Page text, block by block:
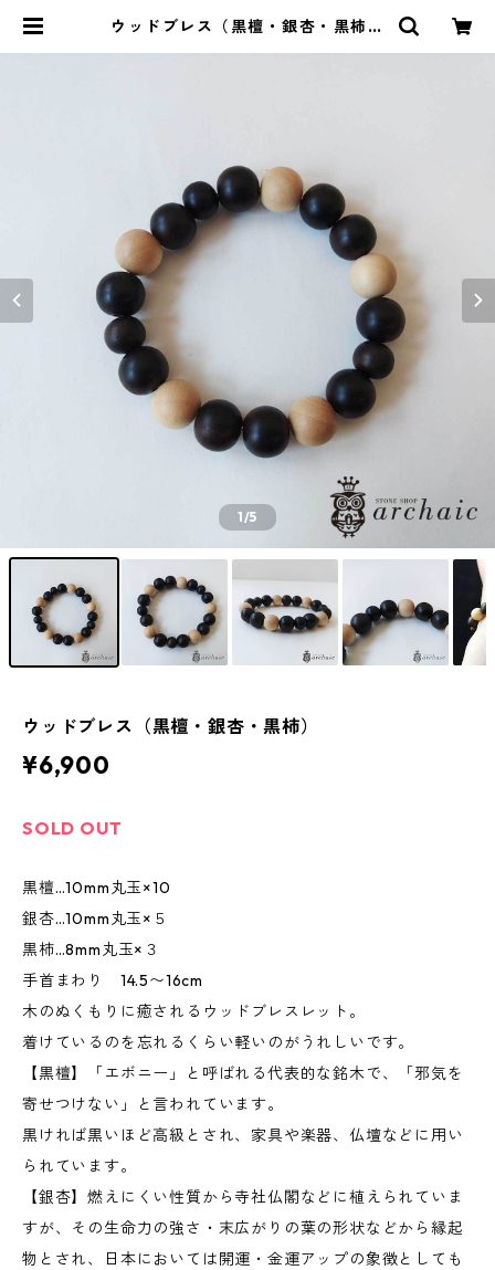
ウッドブレス（黒檀・銀杏・黒柿）
1/5
ウッドブレス（黒檀・銀杏・黒柿）
¥6,900
SOLD OUT
黒檀…10mm丸玉×10
銀杏…10mm丸玉×５
黒柿…8mm丸玉×３
手首まわり 14.5〜16cm
木のぬくもりに癒されるウッドブレスレット。
着けているのを忘れるくらい軽いのがうれしいです。
【黒檀】「エボニー」と呼ばれる代表的な銘木で、「邪気を
寄せつけない」と言われています。
黒ければ黒いほど高級とされ、家具や楽器、仏壇などに用い
られています。
【銀杏】燃えにくい性質から寺社仏閣などに植えられていま
すが、その生命力の強さ・末広がりの葉の形状などから縁起
物とされ、日本においては開運・金運アップの象徴としても